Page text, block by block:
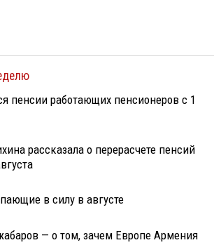
пенсии работающих пенсионеров с 1
рассказала о перерасчете пенсий
в силу в августе
— о том, зачем Европе Армения